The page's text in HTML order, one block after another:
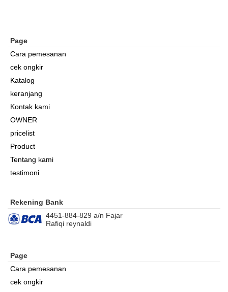
Page
Cara pemesanan
cek ongkir
Katalog
keranjang
Kontak kami
OWNER
pricelist
Product
Tentang kami
testimoni
Rekening Bank
4451-884-829 a/n Fajar
Rafiqi reynaldi
Page
Cara pemesanan
cek ongkir